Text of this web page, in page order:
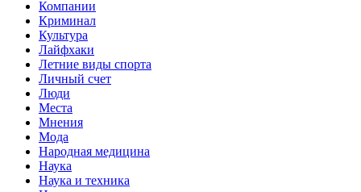
Компании
Криминал
Культура
Лайфхаки
Летние виды спорта
Личный счет
Люди
Места
Мнения
Мода
Народная медицина
Наука
Наука и техника